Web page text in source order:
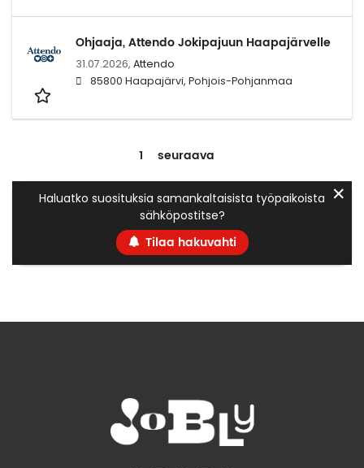
Ohjaaja, Attendo Jokipajuun Haapajärvelle
31.07.2026, Attendo
85800 Haapajärvi, Pohjois-Pohjanmaa
1 seuraava
Haluatko suosituksia samankaltaisista työpaikoista
sähköpostitse?
Tilaa hakuvahti
✕